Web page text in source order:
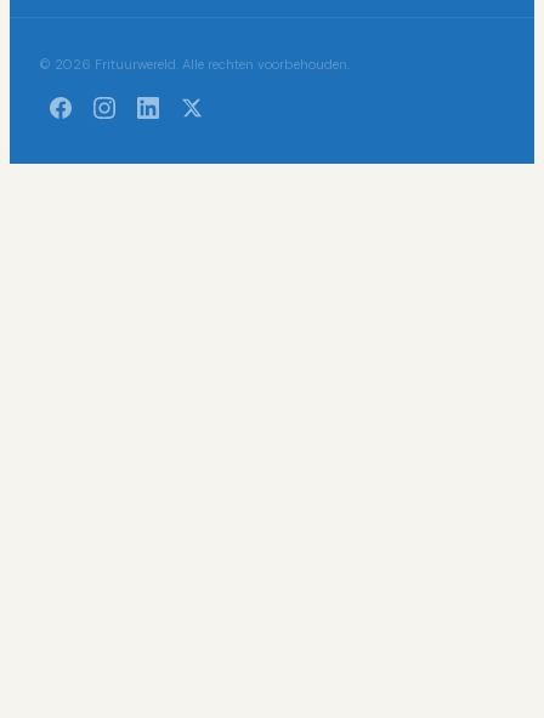
© 2026 Frituurwereld. Alle rechten voorbehouden.